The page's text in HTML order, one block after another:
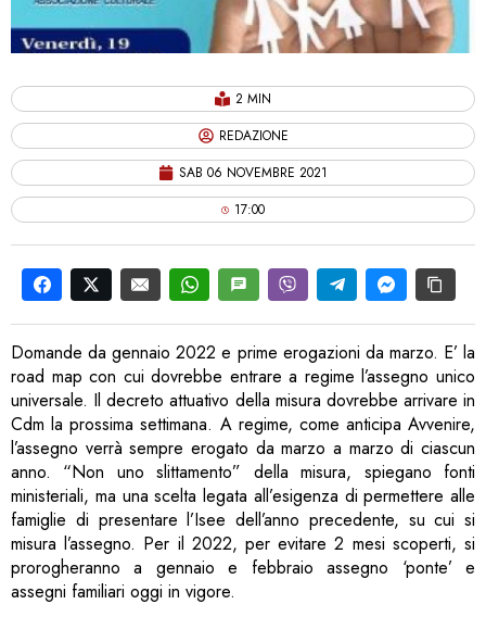
2 MIN
REDAZIONE
SAB 06 NOVEMBRE 2021
17:00
Domande da gennaio 2022 e prime erogazioni da marzo. E’ la
road map con cui dovrebbe entrare a regime l’assegno unico
universale. Il decreto attuativo della misura dovrebbe arrivare in
Cdm la prossima settimana. A regime, come anticipa Avvenire,
l’assegno verrà sempre erogato da marzo a marzo di ciascun
anno. “Non uno slittamento” della misura, spiegano fonti
ministeriali, ma una scelta legata all’esigenza di permettere alle
famiglie di presentare l’Isee dell’anno precedente, su cui si
misura l’assegno. Per il 2022, per evitare 2 mesi scoperti, si
prorogheranno a gennaio e febbraio assegno ‘ponte’ e
assegni familiari oggi in vigore.